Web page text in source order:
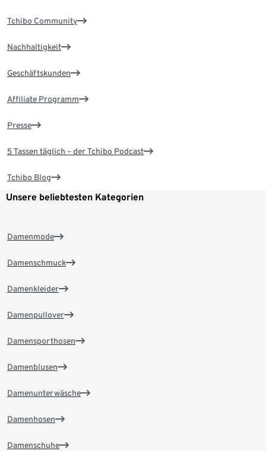
Tchibo Community
Nachhaltigkeit
Geschäftskunden
Affiliate Programm
Presse
5 Tassen täglich – der Tchibo Podcast
Tchibo Blog
Unsere beliebtesten Kategorien
Damenmode
Damenschmuck
Damenkleider
Damenpullover
Damensporthosen
Damenblusen
Damenunterwäsche
Damenhosen
Damenschuhe